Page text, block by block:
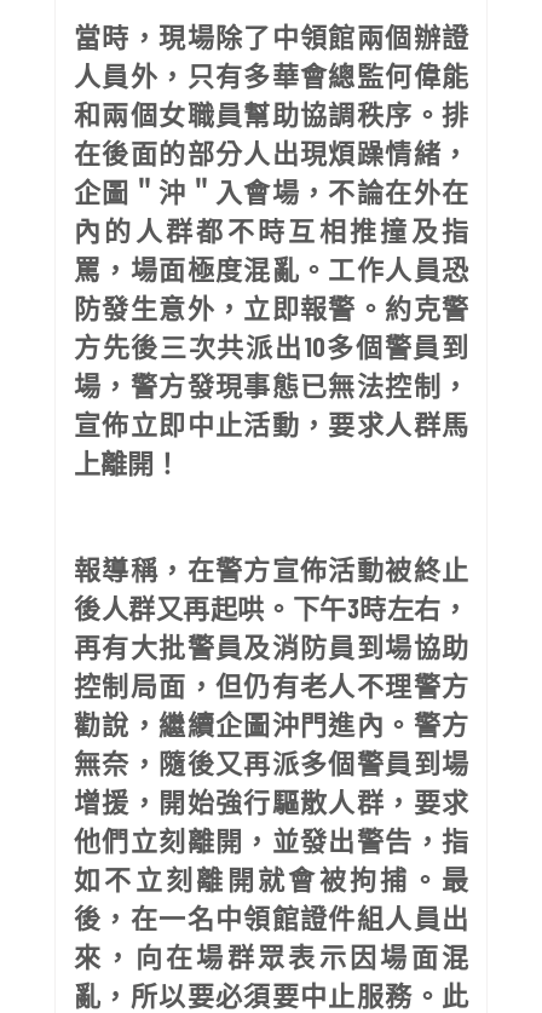
當時，現場除了中領館兩個辦證
人員外，只有多華會總監何偉能
和兩個女職員幫助協調秩序。排
在後面的部分人出現煩躁情緒，
企圖＂沖＂入會場，不論在外在
內的人群都不時互相推撞及指
罵，場面極度混亂。工作人員恐
防發生意外，立即報警。約克警
方先後三次共派出10多個警員到
場，警方發現事態已無法控制，
宣佈立即中止活動，要求人群馬
上離開！
報導稱，在警方宣佈活動被終止
後人群又再起哄。下午3時左右，
再有大批警員及消防員到場協助
控制局面，但仍有老人不理警方
勸說，繼續企圖沖門進內。警方
無奈，隨後又再派多個警員到場
增援，開始強行驅散人群，要求
他們立刻離開，並發出警告，指
如不立刻離開就會被拘捕。最
後，在一名中領館證件組人員出
來，向在場群眾表示因場面混
亂，所以要必須要中止服務。此